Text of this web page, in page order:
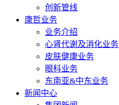
创新管线
康哲业务
业务介绍
心肾代谢及消化业务
皮肤健康业务
眼科业务
东南亚&中东业务
新闻中心